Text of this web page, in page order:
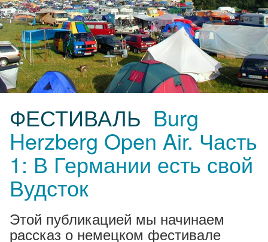
ФЕСТИВАЛЬ Burg
Herzberg Open Air. Часть
1: В Германии есть свой
Вудсток
Этой публикацией мы начинаем
рассказ о немецком фестивале